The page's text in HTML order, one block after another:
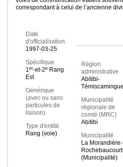
correspondant à celui de l’ancienne
Date
d'officialisation
1997-03-25
Spécifique
1er-et-2e Rang
Est
Générique
(avec ou sans
particules de
liaison)
Type d'entité
Rang (voie)
Région
administrative
Abitibi-
Témiscamingue
Municipalité
régionale de
comté (MRC)
Abitibi
Municipalité
La Morandière-
Rochebaucourt
(Municipalité)